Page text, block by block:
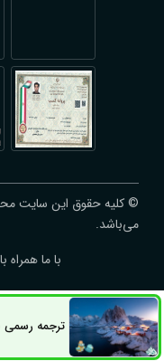
© کلیه حقوق این سایت
می‌باشد.
با ما همراه
ترجمه رسمی